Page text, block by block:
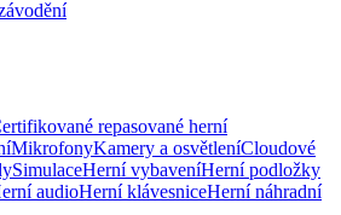
repasované herní
MikrofonyKamery a osvětleníCloudové
SimulaceHerní vybaveníHerní podložky
audioHerní klávesniceHerní náhradní